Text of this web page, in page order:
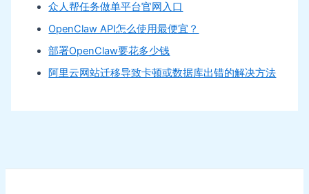
众人帮任务做单平台官网入口
OpenClaw API怎么使用最便宜？
部署OpenClaw要花多少钱
阿里云网站迁移导致卡顿或数据库出错的解决方法